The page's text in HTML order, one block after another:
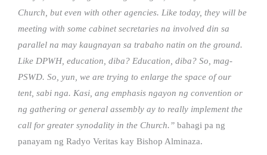
Church, but even with other agencies. Like today, they will be
meeting with some cabinet secretaries na involved din sa
parallel na may kaugnayan sa trabaho natin on the ground.
Like DPWH, education, diba? Education, diba? So, mag-
PSWD. So, yun, we are trying to enlarge the space of our
tent, sabi nga. Kasi, ang emphasis ngayon ng convention or
ng gathering or general assembly ay to really implement the
call for greater synodality in the Church.” bahagi pa ng
panayam ng Radyo Veritas kay Bishop Alminaza.